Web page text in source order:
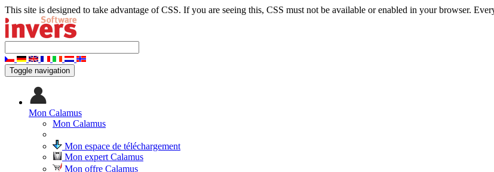
This site is designed to take advantage of CSS. If you are seeing this, CSS must not be available or enabled in your browser.
Toggle navigation
Mon Calamus
Mon Calamus
Mon espace de téléchargement
Mon expert Calamus
Mon offre Calamus